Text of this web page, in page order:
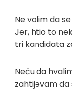
Ne volim da
Jer, htio to
tri kandidata
Neću da
zahtijevam da